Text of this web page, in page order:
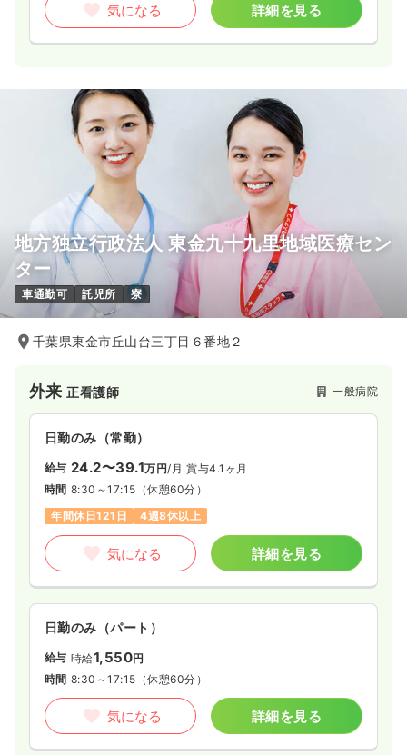
気になる 詳細を見る
地方独立行政法人 東金九十九里地域医療セン
ター
車通勤可 託児所 寮
千葉県東金市丘山台三丁目６番地２
外来正看護師 一般病院
日勤のみ（常勤）
給与 24.2〜39.1万円/月 賞与4.1ヶ月
時間 8:30～17:15 （休憩60分）
年間休日121日
4週8休以上
気になる 詳細を見る
日勤のみ（パート）
給与 時給1,550円
時間 8:30～17:15 （休憩60分）
気になる 詳細を見る